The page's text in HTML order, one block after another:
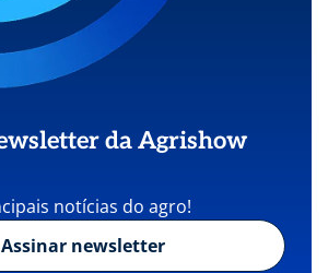
da Agrishow
notícias do agro!
Assinar newsletter